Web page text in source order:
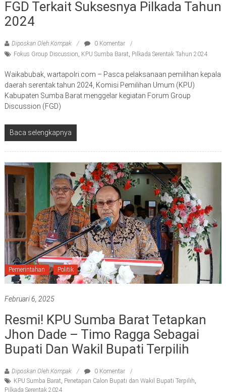
FGD Terkait Suksesnya Pilkada Tahun
2024
Diposkan Oleh:Kompak
0 Komentar
Fokus Group Discussion, KPU Sumba Barat, Pilkada Serentak Tahun 2024
Waikabubak, wartapolri.com – Pasca pelaksanaan pemilihan kepala
daerah serentak tahun 2024, Komisi Pemilihan Umum (KPU)
Kabupaten Sumba Barat menggelar kegiatan Forum Group
Discussion (FGD)
Baca selengkapnya
Pemerintahan Politik
Februari 6, 2025
Resmi! KPU Sumba Barat Tetapkan
Jhon Dade – Timo Ragga Sebagai
Bupati Dan Wakil Bupati Terpilih
Diposkan Oleh:Kompak
0 Komentar
KPU Sumba Barat Penetapan Calon Bupati dan Wakil Bupati Terpilih
Pilkada Serentak 2024